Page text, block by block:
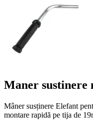
Maner sustinere
Mâner susținere Elefant
montare rapidă pe tija de